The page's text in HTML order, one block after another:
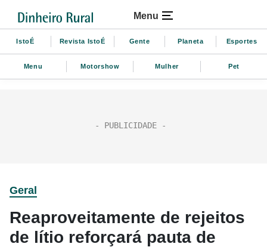
Menu
IstoÉ Revista IstoÉ Gente Planeta Esportes
Menu Motorshow Mulher Pet
Geral
Reaproveitamente de rejeitos
de lítio reforçará pauta de